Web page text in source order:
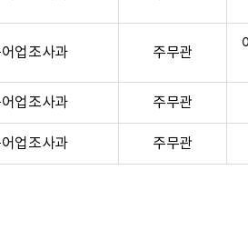
업조사과 주무관
업조사과 주무관
업조사과 주무관